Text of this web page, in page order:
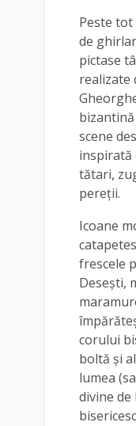
Peste
de
pictase
realizate
scene
inspirată
tătari,
pereţii.
Icoane
frescele
Deseşti,
corului
boltă şi
lumea
divine de